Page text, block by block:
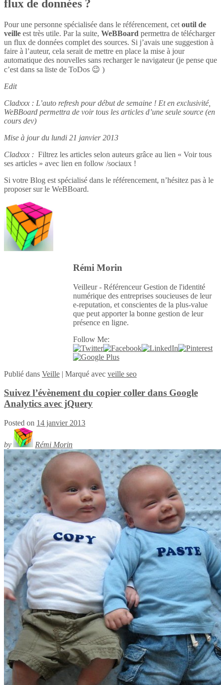
flux de données ?
Pour une personne spécialisée dans le référencement, cet outil de
veille est très utile. Par la suite, WeBBoard permettra de télécharger
un flux de données complet des sources. Si j’avais une suggestion à
faire à l’auteur, cela serait de mettre en place la mise à jour
automatique des nouvelles sans recharger le navigateur (je pense que
c’est dans sa liste de ToDos 😉 )
Edit
Cladxxx : L’auto refresh pour début de semaine ! Et en exclusivité,
WeBBoard permettra de voir tous les articles d’une seule source (en
cours dev)
Mise à jour du lundi 21 janvier 2013
Cladxxx : Filtrez les articles selon auteurs grâce au lien « Voir tous
ses articles » avec lien en follow /sociaux !
Si votre Blog est spécialisé dans le référencement, n’hésitez pas à le
proposer sur le WeBBoard.
Rémi Morin
Veilleur - Référenceur Gestion de l'identité
numérique des entreprises soucieuses de leur
e-reputation, et conscientes de la plus-value
que peut apporter la bonne gestion de leur
présence en ligne.
Follow Me:
Publié dans Veille | Marqué avec veille seo
Suivez l’évènement du copier coller dans Google
Analytics avec jQuery
Posted on 14 janvier 2013
by Rémi Morin